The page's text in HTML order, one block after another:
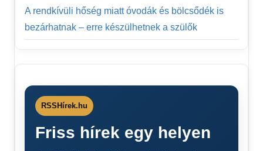
A rendkívüli hőség miatt óvodák és bölcsődék is
bezárhatnak – erre készülhetnek a szülők
RSSHírek.hu
Friss hírek egy helyen